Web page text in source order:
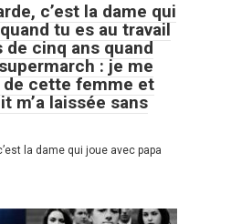
c’est la dame qui
tu es au travail
de cinq ans quand
: je me
cette femme et
m’a laissée sans
la dame qui joue avec papa